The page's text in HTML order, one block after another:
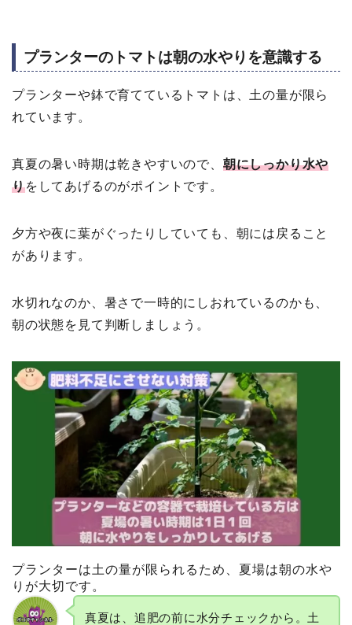
プランターのトマトは朝の水やりを意識する
プランターや鉢で育てているトマトは、土の量が限ら
れています。
真夏の暑い時期は乾きやすいので、 朝にしっかり水や
りをしてあげるのがポイントです。
夕方や夜に葉がぐったりしていても、朝には戻ること
があります。
水切れなのか、暑さで一時的にしおれているのかも、
朝の状態を見て判断しましょう。
プランターは土の量が限られるため、夏場は朝の水や
りが大切です。
真夏は、追肥の前に水分チェックから。土